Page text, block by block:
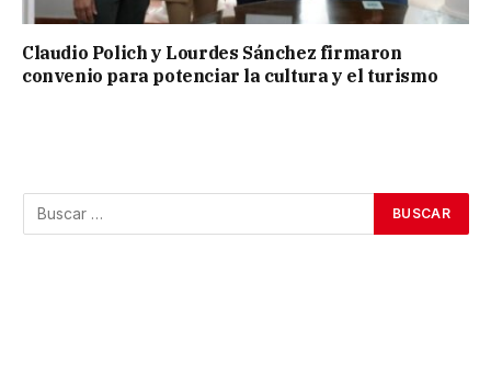
Claudio Polich y Lourdes Sánchez firmaron
convenio para potenciar la cultura y el turismo